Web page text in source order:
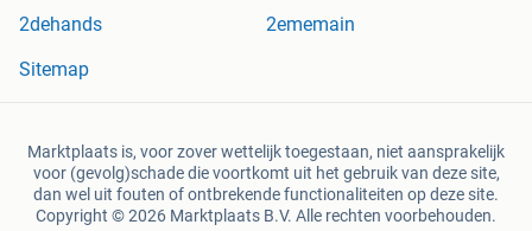
2dehands
2ememain
Sitemap
Marktplaats is, voor zover wettelijk toegestaan, niet aansprakelijk
voor (gevolg)schade die voortkomt uit het gebruik van deze site,
dan wel uit fouten of ontbrekende functionaliteiten op deze site.
Copyright © 2026 Marktplaats B.V. Alle rechten voorbehouden.